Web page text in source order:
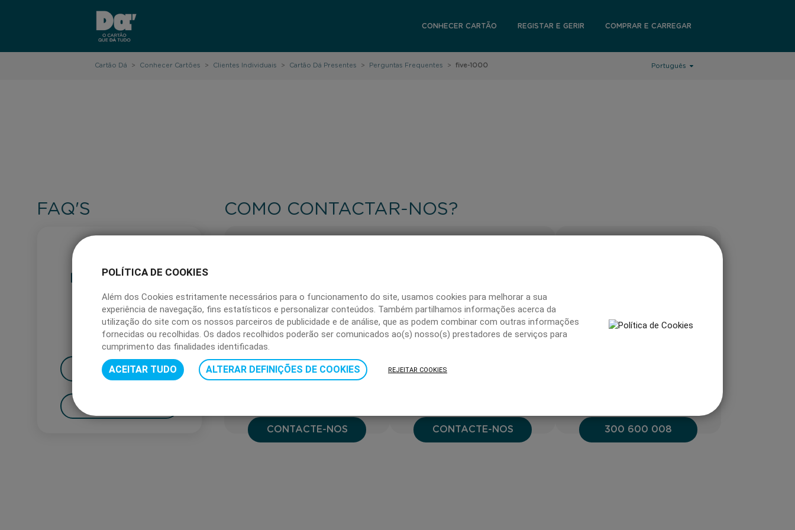
POLÍTICA DE COOKIES
Além dos Cookies estritamente necessários para o funcionamento do site, usamos cookies para melhorar a sua
experiência de navegação, fins estatísticos e personalizar conteúdos. Também partilhamos informações acerca da
utilização do site com os nossos parceiros de publicidade e de análise, que as podem combinar com outras informações
fornecidas ou recolhidas. Os dados recolhidos poderão ser comunicados ao(s) nosso(s) prestadores de serviços para
cumprimento das finalidades identificadas.
ACEITAR TUDO ALTERAR DEFINIÇÕES DE COOKIES REJEITAR COOKIES
CONHECER CARTÃO REGISTAR E GERIR COMPRAR E CARREGAR
Cartão Dá > Conhecer Cartões > Clientes Individuais > Cartão Dá Presentes > Perguntas Frequentes > five-1000 Português
FAQ'S
FREQUENTES
CARTÕES DÁ
PRESENTE
EMPRESAS
COMO CONTACTAR-NOS?
EMPRESAS
para as empresas
encaminharem
CONTACTE-NOS
PARTICULARES
encaminharem
CONTACTE-NOS 300 600 008